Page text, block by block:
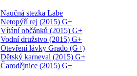
Naučná stezka Labe
Netopýří rej (2015) G+
Vítání občánků (2015) G+
Vodní družstvo (2015) G+
Otevření lávky Grado (G+)
Dětský karneval (2015) G+
Čarodějnice (2015) G+